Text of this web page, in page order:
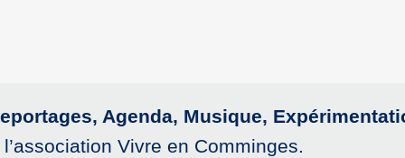
Agenda, Musique,
Vivre en Comminges.